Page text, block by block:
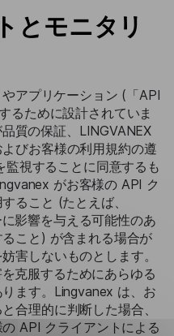
とモニタリ
アプリケーション (「API
るために設計されていま
質の保証、LINGVANEX
びお客様の利用規約の遵
視することに同意するも
がお客様の API ク
ること (たとえば、
影響を与える可能性のあ
こと) が含まれる場合が
害しないものとします。
克服するためにあらゆる
ます。Lingvanex は、お
合理的に判断した場合、
API クライアントによる